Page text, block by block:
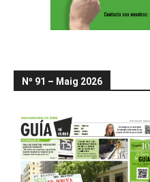
Nº 91 – Maig 2026